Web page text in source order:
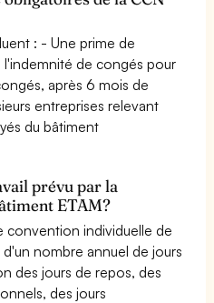
: - Une prime de
de congés pour
après 6 mois de
entreprises relevant
du bâtiment
prévu par la
ETAM?
convention individuelle de
nombre annuel de jours
des jours de repos, des
des jours